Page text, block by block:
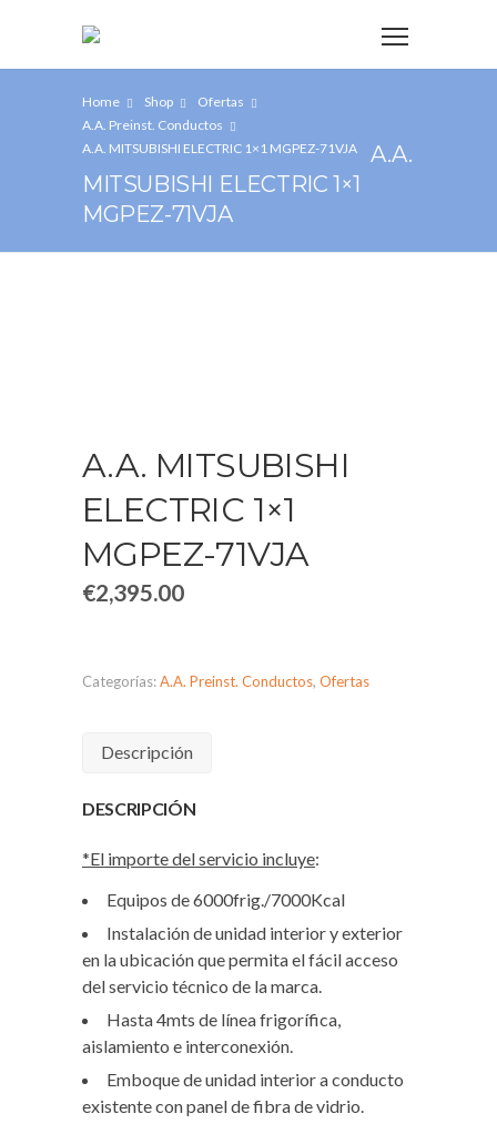
Home Shop
Ofertas
A.A. Preinst. Conductos
A.A. MITSUBISHI ELECTRIC 1×1 MGPEZ-71VJA
A.A.
MITSUBISHI ELECTRIC 1×1
MGPEZ-71VJA
A.A. MITSUBISHI
ELECTRIC 1×1
MGPEZ-71VJA
€2,395.00
Categorías:A.A. Preinst. Conductos, Ofertas
Descripción
DESCRIPCIÓN
*El importe del servicio incluye:
Equipos de 6000frig./7000Kcal
Instalación de unidad interior y exterior
en la ubicación que permita el fácil acceso
del servicio técnico de la marca.
Hasta 4mts de línea frigorífica,
aislamiento e interconexión.
Emboque de unidad interior a conducto
existente con panel de fibra de vidrio.